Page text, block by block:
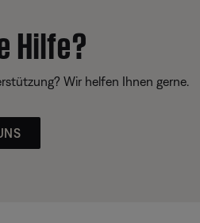
Hilfe?
Wir helfen Ihnen gerne.